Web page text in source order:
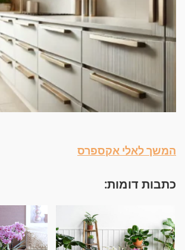
המשך לאלי אקספרס
כתבות דומות: